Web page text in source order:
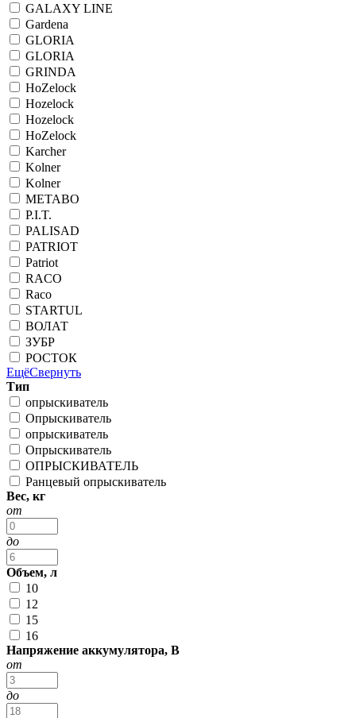
GALAXY LINE
Gardena
GLORIA
GLORIA
GRINDA
HoZelock
Hozelock
Hozelock
HoZelock
Karcher
Kolner
Kolner
METABO
P.I.T.
PALISAD
PATRIOT
Patriot
RACO
Raco
STARTUL
ВОЛАТ
ЗУБР
РОСТОК
ЕщёСвернуть
Тип
опрыскиватель
Опрыскиватель
опрыскиватель
Опрыскиватель
ОПРЫСКИВАТЕЛЬ
Ранцевый опрыскиватель
Вес, кг
от
до
Объем, л
10
12
15
16
Напряжение аккумулятора, В
от
до